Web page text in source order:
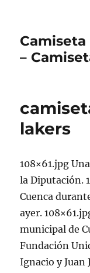
–
lakers
108×61.jpg
la Diputación.
Cuenca
ayer.
municipal de
Fundación
Ignacio y Juan